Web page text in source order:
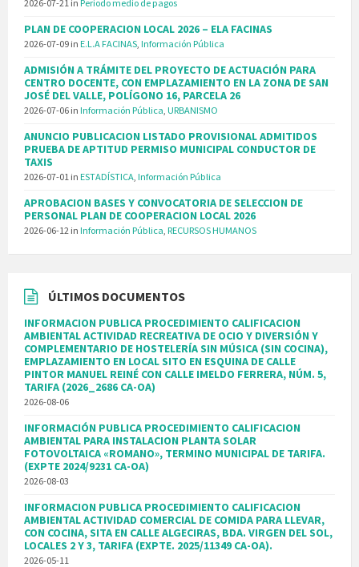
2026-07-21 in Período medio de pagos
PLAN DE COOPERACION LOCAL 2026 – ELA FACINAS
2026-07-09 in E.L.A FACINAS Información Pública
ADMISIÓN A TRÁMITE DEL PROYECTO DE ACTUACIÓN PARA
CENTRO DOCENTE, CON EMPLAZAMIENTO EN LA ZONA DE SAN
JOSÉ DEL VALLE, POLÍGONO 16, PARCELA 26
2026-07-06 in Información Pública URBANISMO
ANUNCIO PUBLICACION LISTADO PROVISIONAL ADMITIDOS
PRUEBA DE APTITUD PERMISO MUNICIPAL CONDUCTOR DE
TAXIS
2026-07-01 in ESTADÍSTICA Información Pública
APROBACION BASES Y CONVOCATORIA DE SELECCION DE
PERSONAL PLAN DE COOPERACION LOCAL 2026
2026-06-12 in Información Pública RECURSOS HUMANOS
ÚLTIMOS DOCUMENTOS
INFORMACION PUBLICA PROCEDIMIENTO CALIFICACION
AMBIENTAL ACTIVIDAD RECREATIVA DE OCIO Y DIVERSIÓN Y
COMPLEMENTARIO DE HOSTELERÍA SIN MÚSICA (SIN COCINA),
EMPLAZAMIENTO EN LOCAL SITO EN ESQUINA DE CALLE
PINTOR MANUEL REINÉ CON CALLE IMELDO FERRERA, NÚM. 5,
TARIFA (2026_2686 CA-OA)
2026-08-06
INFORMACIÓN PUBLICA PROCEDIMIENTO CALIFICACION
AMBIENTAL PARA INSTALACION PLANTA SOLAR
FOTOVOLTAICA «ROMANO», TERMINO MUNICIPAL DE TARIFA.
(EXPTE 2024/9231 CA-OA)
2026-08-03
INFORMACION PUBLICA PROCEDIMIENTO CALIFICACION
AMBIENTAL ACTIVIDAD COMERCIAL DE COMIDA PARA LLEVAR,
CON COCINA, SITA EN CALLE ALGECIRAS, BDA. VIRGEN DEL SOL,
LOCALES 2 Y 3, TARIFA (EXPTE. 2025/11349 CA-OA).
2026-05-11